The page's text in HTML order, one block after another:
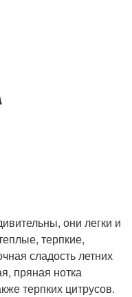
они легки и
терпкие,
сладость летних
пряная нотка
терпких цитрусов.